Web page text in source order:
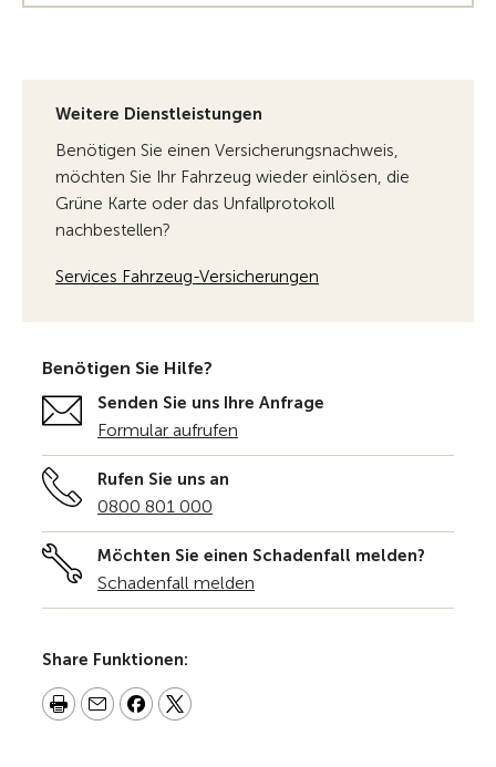
Weitere Dienstleistungen
Benötigen Sie einen Versicherungsnachweis,
möchten Sie Ihr Fahrzeug wieder einlösen, die
Grüne Karte oder das Unfallprotokoll
nachbestellen?
Services Fahrzeug-Versicherungen
Benötigen Sie Hilfe?
Senden Sie uns Ihre Anfrage
Formular aufrufen
Rufen Sie uns an
0800 801 000
Möchten Sie einen Schadenfall melden?
Schadenfall melden
Share Funktionen: